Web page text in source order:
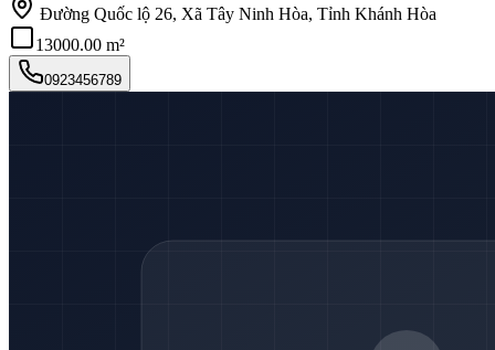
Đường Quốc lộ 26, Xã Tây Ninh Hòa, Tỉnh Khánh Hòa
13000.00 m²
0923456789